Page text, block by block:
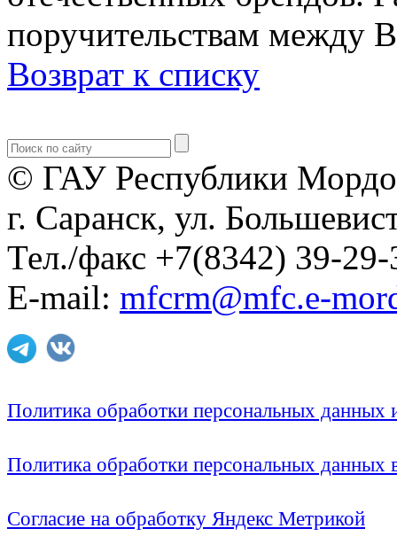
поручительствам между
Возврат к списку
© ГАУ Республики
г. Саранск, ул.
Тел./факс +7(8342) 39-29-
E-mail: mfcrm@mfc.e-
Политика обработки персональных
Политика обработки персональных
Согласие на обработку Яндекс Метрикой